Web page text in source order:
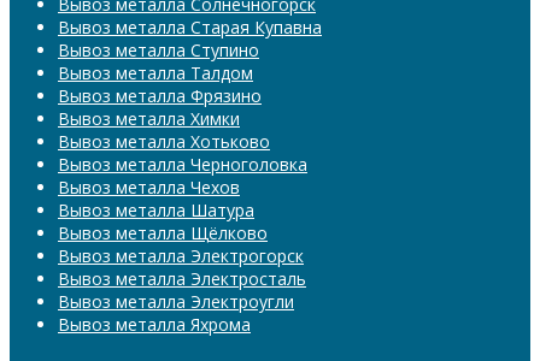
Вывоз металла Солнечногорск
Вывоз металла Старая Купавна
Вывоз металла Ступино
Вывоз металла Талдом
Вывоз металла Фрязино
Вывоз металла Химки
Вывоз металла Хотьково
Вывоз металла Черноголовка
Вывоз металла Чехов
Вывоз металла Шатура
Вывоз металла Щёлково
Вывоз металла Электрогорск
Вывоз металла Электросталь
Вывоз металла Электроугли
Вывоз металла Яхрома